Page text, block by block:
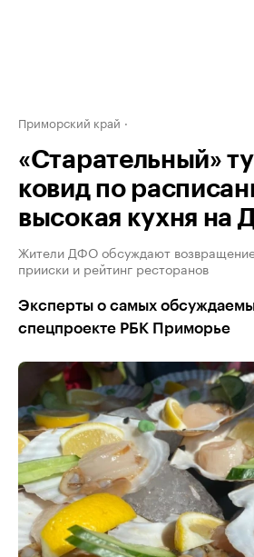
Приморский край
«Старательный»
ковид по
высокая кухня на
Жители ДФО обсуждают
прииски и рейтинг ресторанов
Эксперты о самых
спецпроекте РБК Приморье